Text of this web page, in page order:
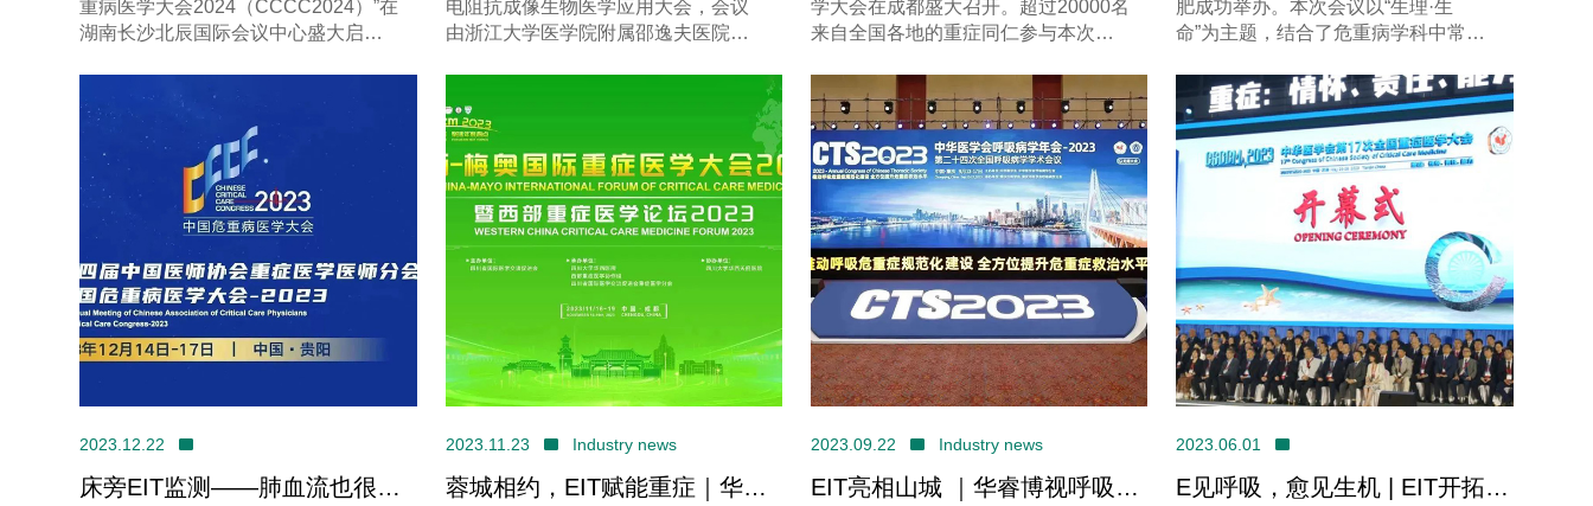
重病医学大会2024（CCCC2024）”在
湖南长沙北辰国际会议中心盛大启
电阻抗成像生物医学应用大会，会议
由浙江大学医学院附属邵逸夫医院主
学大会在成都盛大召开。超过20000名
来自全国各地的重症同仁参与本次会
近1000个专题报告，介绍重症医学的
最新进展，讨论学科前沿问题，交流
分享研究成果，助推中国重症医学的
高质量发展。
肥成功举办。本次会议以“生理·生
命”为主题，结合了危重病学科中常见
技术的发展，进行了多维度、深层次
的探讨与交流。
2023.12.22
床旁EIT监测——肺血流也很重
2023.11.23 Industry news
蓉城相约，EIT赋能重症｜华西-
2023.09.22 Industry news
EIT亮相山城 ｜华睿博视呼吸年
2023.06.01
E见呼吸，愈见生机 | EIT开拓重